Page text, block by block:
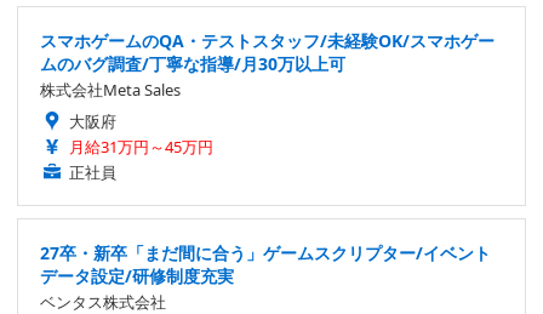
スマホゲームのQA・テストスタッフ/未経験OK/スマホゲー
ムのバグ調査/丁寧な指導/月30万以上可
株式会社Meta Sales
大阪府
月給31万円～45万円
正社員
27卒・新卒「まだ間に合う」ゲームスクリプター/イベント
データ設定/研修制度充実
ベンタス株式会社